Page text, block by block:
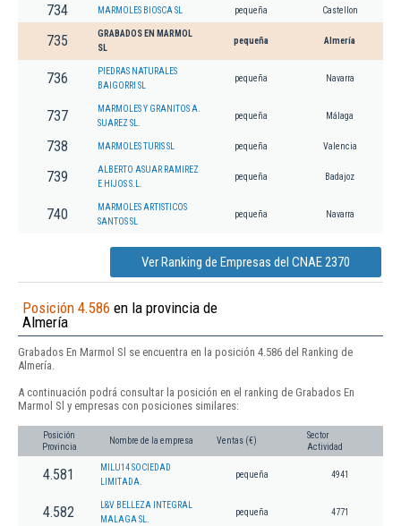
734 MARMOLES BIOSCA SL pequeña Castellon
735
GRABADOS EN MARMOL
SL
pequeña Almería
736
PIEDRAS NATURALES
BAIGORRI SL
pequeña Navarra
737
MARMOLES Y GRANITOS A.
SUAREZ SL.
pequeña Málaga
738 MARMOLES TURIS SL pequeña Valencia
739
ALBERTO ASUAR RAMIREZ
E HIJOS S.L.
pequeña Badajoz
740
MARMOLES ARTISTICOS
SANTOS SL
pequeña Navarra
Ver Ranking de Empresas del CNAE 2370
Posición 4.586 en la provincia de
Almería
Grabados En Marmol Sl se encuentra en la posición 4.586 del Ranking de
Almería.
A continuación podrá consultar la posición en el ranking de Grabados En
Marmol Sl y empresas con posiciones similares:
Posición
Provincia
Nombre de la empresa Ventas (€)
Sector
Actividad
4.581
MILU14 SOCIEDAD
LIMITADA.
pequeña 4941
4.582
L&V BELLEZA INTEGRAL
MALAGA SL.
pequeña 4771